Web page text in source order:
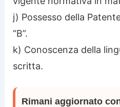
j) Possesso della
“B”.
k) Conoscenza della
scritta.
Rimani aggiornato